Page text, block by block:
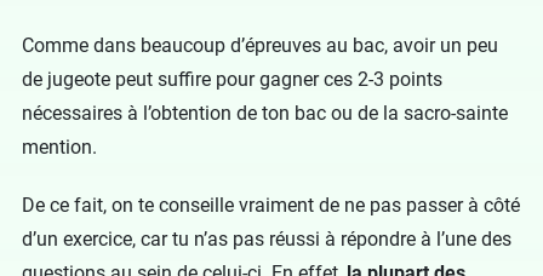
Comme dans beaucoup d’épreuves au bac, avoir un peu
de jugeote peut suffire pour gagner ces 2-3 points
nécessaires à l’obtention de ton bac ou de la sacro-sainte
mention.
De ce fait, on te conseille vraiment de ne pas passer à côté
d’un exercice, car tu n’as pas réussi à répondre à l’une des